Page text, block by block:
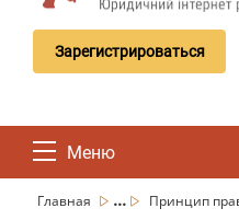
Зарегистрироваться
Меню
Главная ...
Принцип